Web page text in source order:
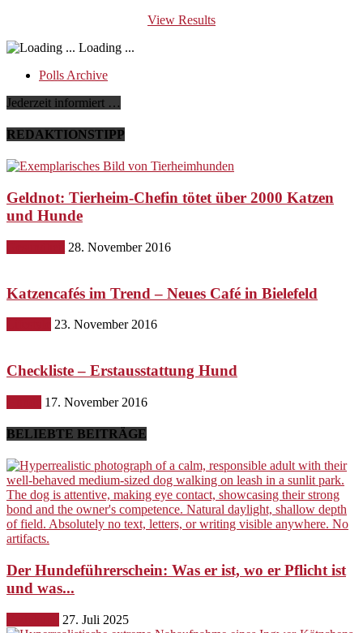
View Results
Loading ...
Polls Archive
Jederzeit informiert …
REDAKTIONSTIPP
Geldnot: Tierheim-Chefin tötet über 2000 Katzen
und Hunde
28. November 2016
Katzencafés im Trend – Neues Café in Bielefeld
23. November 2016
Checkliste – Erstausstattung Hund
17. November 2016
BELIEBTE BEITRÄGE
Der Hundeführerschein: Was er ist, wo er Pflicht ist
und was...
27. Juli 2025